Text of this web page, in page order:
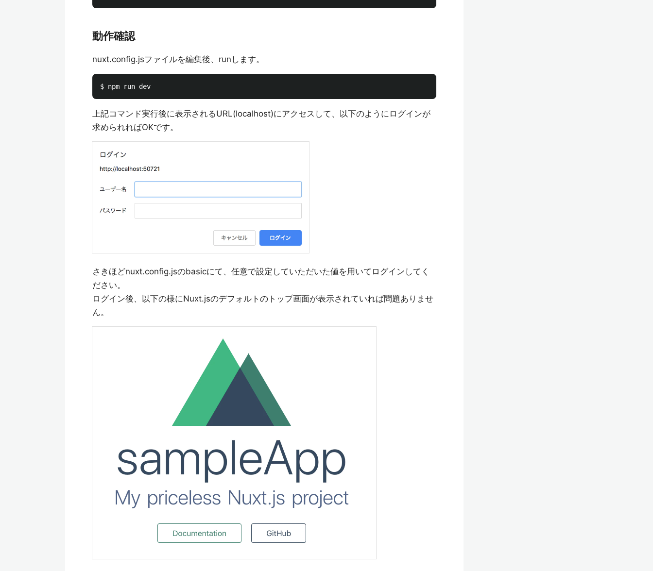
動作確認
nuxt.config.jsファイルを編集後、runします。
上記コマンド実行後に表示されるURL(localhost)にアクセスして、以下のようにログインが
求められればOKです。
さきほどnuxt.config.jsのbasicにて、任意で設定していただいた値を用いてログインしてく
ださい。
ログイン後、以下の様にNuxt.jsのデフォルトのトップ画面が表示されていれば問題ありませ
ん。